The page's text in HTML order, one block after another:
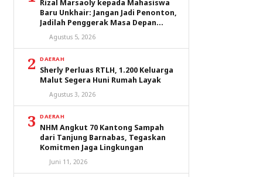
Rizal Marsaoly kepada Mahasiswa
Baru Unkhair: Jangan Jadi Penonton,
Jadilah Penggerak Masa Depan
Ternate dan Maluku Utara
Agustus 5, 2026
2 DAERAH
Sherly Perluas RTLH, 1.200 Keluarga
Malut Segera Huni Rumah Layak
Agustus 3, 2026
3 DAERAH
NHM Angkut 70 Kantong Sampah
dari Tanjung Barnabas, Tegaskan
Komitmen Jaga Lingkungan
Juni 11, 2026